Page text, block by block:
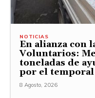
NOTICIAS
En alianza con
Voluntarios:
toneladas de
por el temporal
8 Agosto, 2026